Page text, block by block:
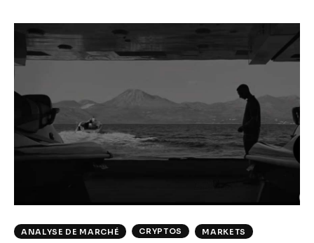
ANALYSE DE MARCHÉ CRYPTOS MARKETS